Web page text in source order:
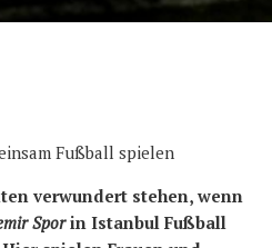
Fußball spielen
verwundert stehen, wenn
Sporin Istanbul Fußball